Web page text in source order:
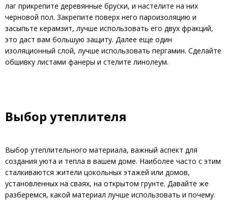
лаг прикрепите деревянные бруски, и настелите на них
черновой пол. Закрепите поверх него пароизоляцию и
засыпьте керамзит, лучше использовать его двух фракций,
это даст вам большую защиту. Далее еще один
изоляционный слой, лучше использовать пергамин. Сделайте
обшивку листами фанеры и стелите линолеум.
Выбор утеплителя
Выбор утеплительного материала, важный аспект для
создания уюта и тепла в вашем доме. Наиболее часто с этим
сталкиваются жители цокольных этажей или домов,
установленных на сваях, на открытом грунте. Давайте же
разберемся, какой материал лучше использовать и почему.